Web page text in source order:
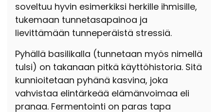
soveltuu hyvin esimerkiksi herkille ihmisille,
tukemaan tunnetasapainoa ja
lievittämään tunneperäistä stressiä.
Pyhällä basilikalla (tunnetaan myös nimellä
tulsi) on takanaan pitkä käyttöhistoria. Sitä
kunnioitetaan pyhänä kasvina, joka
vahvistaa elintärkeää elämänvoimaa eli
pranaa. Fermentointi on paras tapa